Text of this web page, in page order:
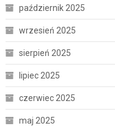
październik 2025
wrzesień 2025
sierpień 2025
lipiec 2025
czerwiec 2025
maj 2025